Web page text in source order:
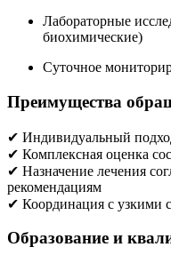
Лабораторные
биохимические)
Суточное
Преимущества
✔ Индивидуальный
✔ Комплексная оценка
✔ Назначение лечения
рекомендациям
✔ Координация с узкими
Образование и